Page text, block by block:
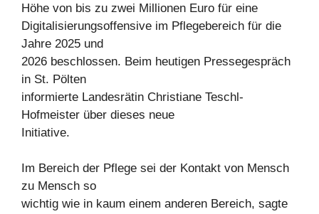
Höhe von bis zu zwei Millionen Euro für eine
Digitalisierungsoffensive im Pflegebereich für die
Jahre 2025 und
2026 beschlossen. Beim heutigen Pressegespräch
in St. Pölten
informierte Landesrätin Christiane Teschl-
Hofmeister über dieses neue
Initiative.
Im Bereich der Pflege sei der Kontakt von Mensch
zu Mensch so
wichtig wie in kaum einem anderen Bereich, sagte